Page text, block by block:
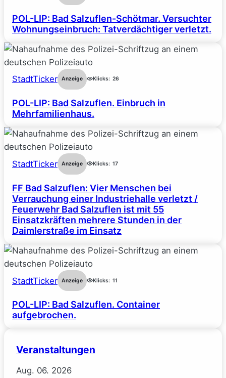
POL-LIP: Bad Salzuflen-Schötmar. Versuchter
Wohnungseinbruch: Tatverdächtiger verletzt.
StadtTicker Anzeige Klicks: 26
POL-LIP: Bad Salzuflen. Einbruch in
Mehrfamilienhaus.
StadtTicker Anzeige Klicks: 17
FF Bad Salzuflen: Vier Menschen bei
Verrauchung einer Industriehalle verletzt /
Feuerwehr Bad Salzuflen ist mit 55
Einsatzkräften mehrere Stunden in der
Daimlerstraße im Einsatz
StadtTicker Anzeige Klicks: 11
POL-LIP: Bad Salzuflen. Container
aufgebrochen.
Veranstaltungen
Aug. 06. 2026